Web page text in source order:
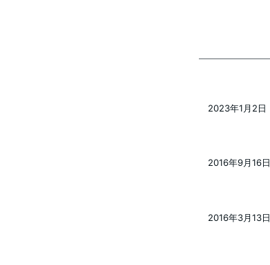
2023年1月2日
2016年9月16日
2016年3月13日